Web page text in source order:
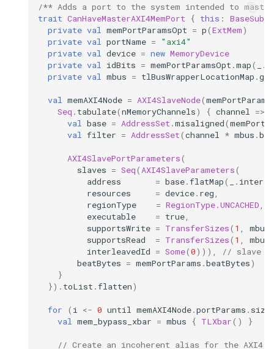
/** Adds a port to the system intended to
trait CanHaveMasterAXI4MemPort { this :
private val memPortParamsOpt = p(ExtMem)
private val portName =
"axi4"
private val device = new MemoryDevice
private val idBits = memPortParamsOpt .map( .
private val mbus = tlBusWrapperLocationMap .get
val memAXI4Node = AXI4SlaveNode(
Seq . tabulate(nMemoryChannels) { channel =>
val base = AddressSet .misaligned(
val filter = AddressSet(channel * mbus .
AXI4SlavePortParameters(
slaves = Seq(AXI4SlaveParameters(
address
= base.flatMap( .
resources
= device. reg,
regionType
= RegionType.UNCACHED,
executable
= true,
supportsWrite = TransferSizes( 1 , mbus
supportsRead
= TransferSizes( 1 , mbus
interleavedId = Some(0))),
// slave
beatBytes = memPortParams .beatBytes)
}
}). toList .flatten)
for ( i <- 0 until memAXI4Node.portParams . size
val mem_bypass_xbar = mbus { TLXbar() }
// Create an incoherent alias for the AXI4